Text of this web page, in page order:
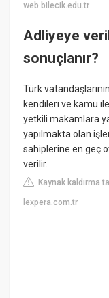
web.bilecik.edu.tr
Adliyeye
sonuçlanır?
Türk
kendileri ve kamu
yetkili makamlara
yapılmakta olan
sahiplerine en geç
verilir.
Kaynak kaldırma
lexpera.com.tr